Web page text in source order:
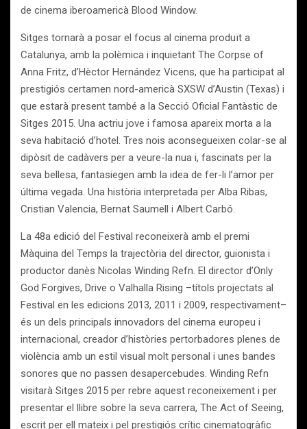
de cinema iberoamericà Blood Window.
Sitges tornarà a posar el focus al cinema produït a
Catalunya, amb la polèmica i inquietant The Corpse of
Anna Fritz, d’Hèctor Hernández Vicens, que ha participat al
prestigiós certamen nord-americà SXSW d’Austin (Texas) i
que estarà present també a la Secció Oficial Fantàstic de
Sitges 2015. Una actriu jove i famosa apareix morta a la
seva habitació d’hotel. Tres nois aconsegueixen colar-se al
dipòsit de cadàvers per a veure-la nua i, fascinats per la
seva bellesa, fantasiegen amb la idea de fer-li l’amor per
última vegada. Una història interpretada per Alba Ribas,
Cristian Valencia, Bernat Saumell i Albert Carbó.
La 48a edició del Festival reconeixerà amb el premi
Màquina del Temps la trajectòria del director, guionista i
productor danès Nicolas Winding Refn. El director d’Only
God Forgives, Drive o Valhalla Rising –títols projectats al
Festival en les edicions 2013, 2011 i 2009, respectivament–
és un dels principals innovadors del cinema europeu i
internacional, creador d’històries pertorbadores plenes de
violència amb un estil visual molt personal i unes bandes
sonores que no passen desapercebudes. Winding Refn
visitarà Sitges 2015 per rebre aquest reconeixement i per
presentar el llibre sobre la seva carrera, The Act of Seeing,
escrit per ell mateix i pel prestigiós crític cinematogràfic